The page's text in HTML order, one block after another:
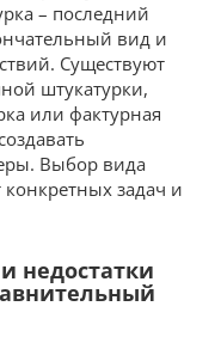
– последний
вид и
Существуют
штукатурки,
или фактурная
Выбор вида
задач и
недостатки